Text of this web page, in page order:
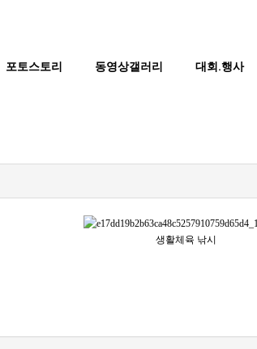
포토스토리 동영상갤러리 대회.행사
생활체육 낚시